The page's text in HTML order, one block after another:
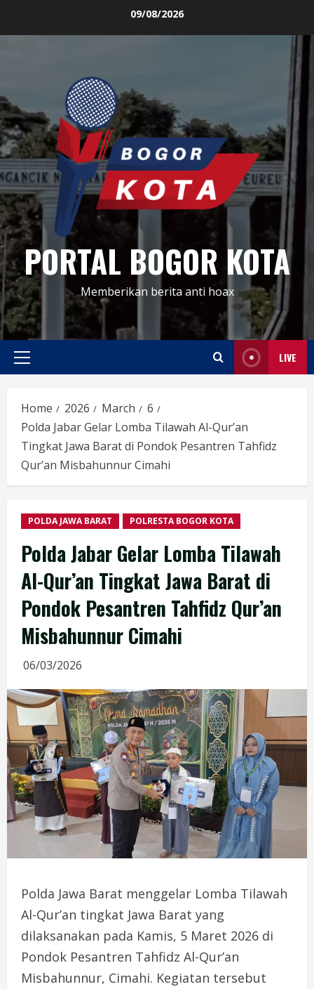
09/08/2026
PORTAL BOGOR KOTA
Memberikan berita anti hoax
Primary
LIVE
Home 2026 March
6
Polda Jabar Gelar Lomba Tilawah Al-Qur’an
Tingkat Jawa Barat di Pondok Pesantren Tahfidz
Qur’an Misbahunnur Cimahi
POLDA JAWA BARAT POLRESTA BOGOR KOTA
Polda Jabar Gelar Lomba Tilawah
Al-Qur’an Tingkat Jawa Barat di
Pondok Pesantren Tahfidz Qur’an
Misbahunnur Cimahi
06/03/2026
Polda Jawa Barat menggelar Lomba Tilawah
Al-Qur’an tingkat Jawa Barat yang
dilaksanakan pada Kamis, 5 Maret 2026 di
Pondok Pesantren Tahfidz Al-Qur’an
Misbahunnur, Cimahi. Kegiatan tersebut